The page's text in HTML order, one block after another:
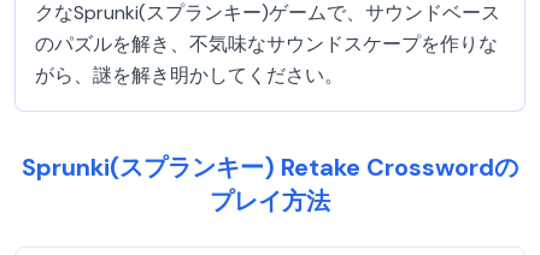
クなSprunki(スプランキー)ゲームで、サウンドベース
のパズルを解き、不気味なサウンドスケープを作りな
がら、謎を解き明かしてください。
Sprunki(スプランキー) Retake Crosswordの
プレイ方法